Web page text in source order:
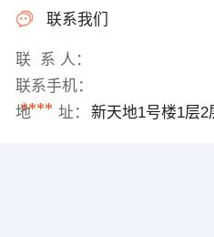
联系我们
联 系 人：
联系手机：
****
地 址： 新天地1号楼1层2